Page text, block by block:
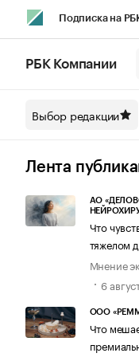
Подписка на
Спецпроекты
Технологии и
РБК Компании
Выбор редакции
Лента
АО
Что
тяжелом
Мнение
6
ООО
Что